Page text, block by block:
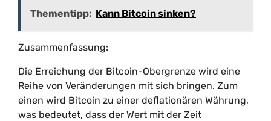
Thementipp: Kann Bitcoin sinken?
Zusammenfassung:
Die Erreichung der Bitcoin-Obergrenze wird eine
Reihe von Veränderungen mit sich bringen. Zum
einen wird Bitcoin zu einer deflationären Währung,
was bedeutet, dass der Wert mit der Zeit